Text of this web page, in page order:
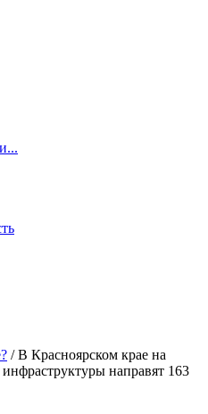
/В Красноярском крае на
направят 163